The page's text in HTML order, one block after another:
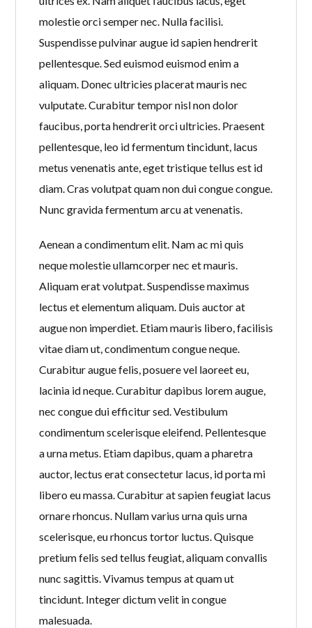
molestie orci semper nec. Nulla facilisi.
Suspendisse pulvinar augue id sapien hendrerit
pellentesque. Sed euismod euismod enim a
aliquam. Donec ultricies placerat mauris nec
vulputate. Curabitur tempor nisl non dolor
faucibus, porta hendrerit orci ultricies. Praesent
pellentesque, leo id fermentum tincidunt, lacus
metus venenatis ante, eget tristique tellus est id
diam. Cras volutpat quam non dui congue congue.
Nunc gravida fermentum arcu at venenatis.
Aenean a condimentum elit. Nam ac mi quis
neque molestie ullamcorper nec et mauris.
Aliquam erat volutpat. Suspendisse maximus
lectus et elementum aliquam. Duis auctor at
augue non imperdiet. Etiam mauris libero, facilisis
vitae diam ut, condimentum congue neque.
Curabitur augue felis, posuere vel laoreet eu,
lacinia id neque. Curabitur dapibus lorem augue,
nec congue dui efficitur sed. Vestibulum
condimentum scelerisque eleifend. Pellentesque
a urna metus. Etiam dapibus, quam a pharetra
auctor, lectus erat consectetur lacus, id porta mi
libero eu massa. Curabitur at sapien feugiat lacus
ornare rhoncus. Nullam varius urna quis urna
scelerisque, eu rhoncus tortor luctus. Quisque
pretium felis sed tellus feugiat, aliquam convallis
nunc sagittis. Vivamus tempus at quam ut
tincidunt. Integer dictum velit in congue
malesuada.